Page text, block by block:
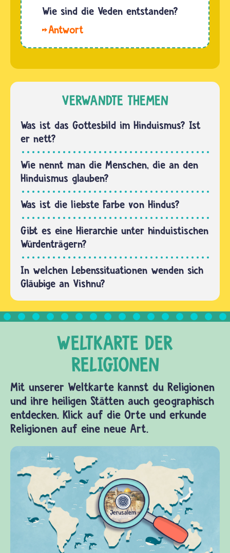
Das
Lichterfest
verehren
ihre
Gottheiten
oder im
feiern
die…
Wie sind die Veden entstanden?
die
Menschen
schon
seit der
Vorzeit
kennen.
Damals
wurde
die Zeit
noch gar
nicht in
Jahren…
VERWANDTE THEMEN
Was ist das Gottesbild im Hinduismus? Ist
er nett?
Wie nennt man die Menschen, die an den
Hinduismus glauben?
Was ist die liebste Farbe von Hindus?
Gibt es eine Hierarchie unter hinduistischen
Würdenträgern?
In welchen Lebenssituationen wenden sich
Gläubige an Vishnu?
Mit unserer Weltkarte kannst du Religionen
und ihre heiligen Stätten auch geographisch
entdecken. Klick auf die Orte und erkunde
Religionen auf eine neue Art.